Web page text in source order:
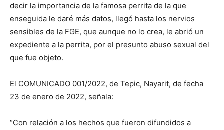
decir la importancia de la famosa perrita de la que
enseguida le daré más datos, llegó hasta los nervios
sensibles de la FGE, que aunque no lo crea, le abrió un
expediente a la perrita, por el presunto abuso sexual del
que fue objeto.
El COMUNICADO 001/2022, de Tepic, Nayarit, de fecha
23 de enero de 2022, señala:
“Con relación a los hechos que fueron difundidos a